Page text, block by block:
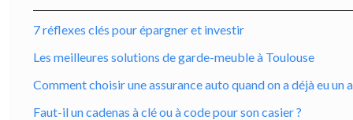
7 réflexes clés pour épargner et investir
Les meilleures solutions de garde-meuble à Toulouse
Comment choisir une assurance auto quand on a déjà eu un
Faut-il un cadenas à clé ou à code pour son casier ?